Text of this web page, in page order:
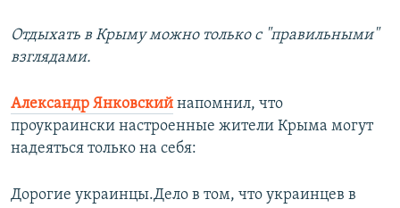
Отдыхать в Крыму можно только с "правильными"
взглядами.
Александр Янковский напомнил, что
проукраински настроенные жители Крыма могут
надеяться только на себя:
Дорогие украинцы.Дело в том, что украинцев в